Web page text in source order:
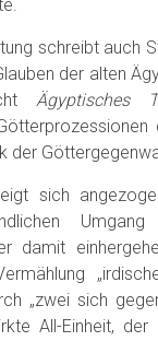
schreibt auch
der alten
Ägyptisches
der
sich
damit
„zwei sich
All-Einheit,